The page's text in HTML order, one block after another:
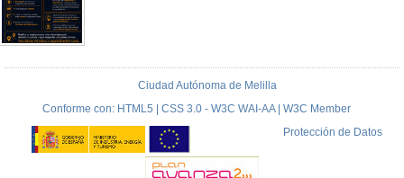
Ciudad Autónoma de Melilla
Conforme con: HTML5 | CSS 3.0 - W3C WAI-AA | W3C Member
Protección de Datos